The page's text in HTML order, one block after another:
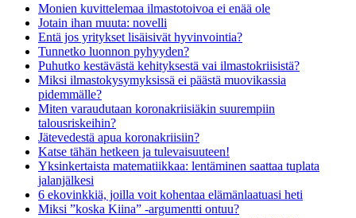
Monien kuvittelemaa ilmastotoivoa ei enää ole
Jotain ihan muuta: novelli
Entä jos yritykset lisäisivät hyvinvointia?
Tunnetko luonnon pyhyyden?
Puhutko kestävästä kehityksestä vai ilmastokriisistä?
Miksi ilmastokysymyksissä ei päästä muovikassia
pidemmälle?
Miten varaudutaan koronakriisiäkin suurempiin
talousriskeihin?
Jätevedestä apua koronakriisiin?
Katse tähän hetkeen ja tulevaisuuteen!
Yksinkertaista matematiikkaa: lentäminen saattaa tuplata
jalanjälkesi
6 ekovinkkiä, joilla voit kohentaa elämänlaatuasi heti
Miksi ”koska Kiina” -argumentti ontuu?